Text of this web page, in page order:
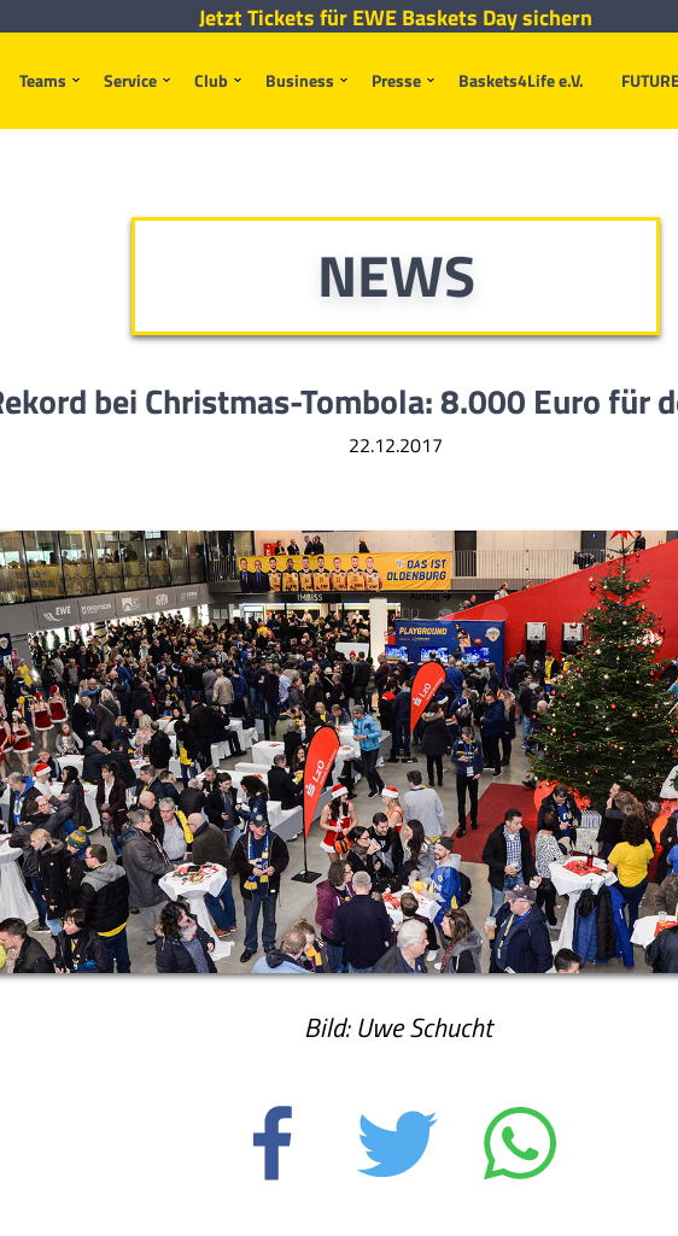
Teams Service Club Business Presse Baskets4Life e.V.
Jetzt Tickets für EWE Baskets Day sichern
NEWS
bei Christmas-Tombola: 8.000 Euro für
22.12.2017
Bild: Uwe Schucht